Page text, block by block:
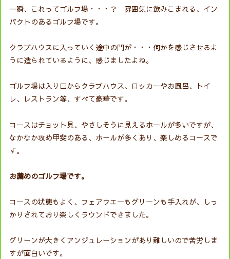
一瞬、これってゴルフ場・・・？ 雰囲気に飲みこまれる、イン
パクトのあるゴルフ場です。
クラブハウスに入っていく途中の門が・・・何かを感じさせるよ
うに造られているように、感じましたよね。
ゴルフ場は入り口からクラブハウス、ロッカーやお風呂、トイ
レ、レストラン等、すべて豪華です。
コースはチョット見、やさしそうに見えるホールが多いですが、
なかなか攻め甲斐のある、ホールが多くあり、楽しめるコースで
す。
お薦めのゴルフ場です。
コースの状態もよく、フェアウエーもグリーンも手入れが、しっ
かりされており楽しくラウンドできました。
グリーンが大きくアンジュレーションがあり難しいので苦労しま
すが面白いです。